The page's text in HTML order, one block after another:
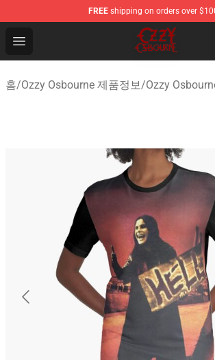
FREE shipping on orders over
Open menu
Ozzy Osbourne Store - Official Ozzy
홈/Ozzy Osbourne 제품정보/Ozzy